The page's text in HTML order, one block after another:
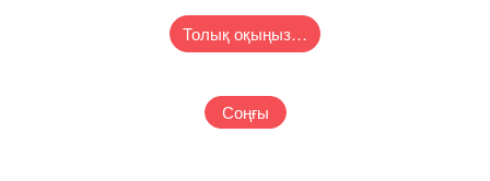
Толық оқыңыз…
Соңғы